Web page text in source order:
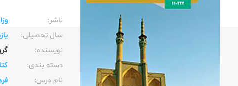
ناشر:‌
سال تحصیلی:‌
نویسنده:‌
دسته بندی:
نام درس: